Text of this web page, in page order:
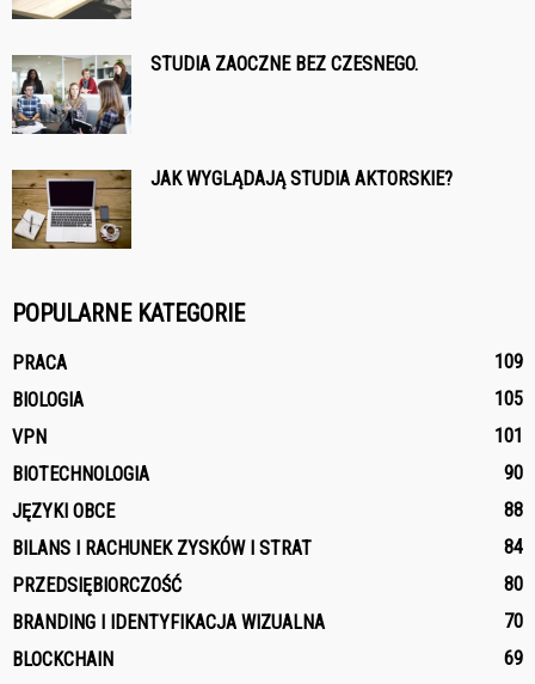
STUDIA ZAOCZNE BEZ CZESNEGO.
JAK WYGLĄDAJĄ STUDIA AKTORSKIE?
POPULARNE KATEGORIE
PRACA
109
BIOLOGIA
105
VPN
101
BIOTECHNOLOGIA
90
JĘZYKI OBCE
88
BILANS I RACHUNEK ZYSKÓW I STRAT
84
PRZEDSIĘBIORCZOŚĆ
80
BRANDING I IDENTYFIKACJA WIZUALNA
70
BLOCKCHAIN
69